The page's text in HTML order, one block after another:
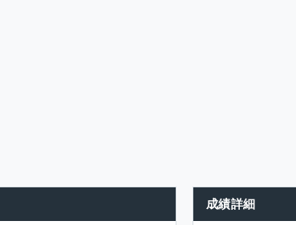
成績詳細